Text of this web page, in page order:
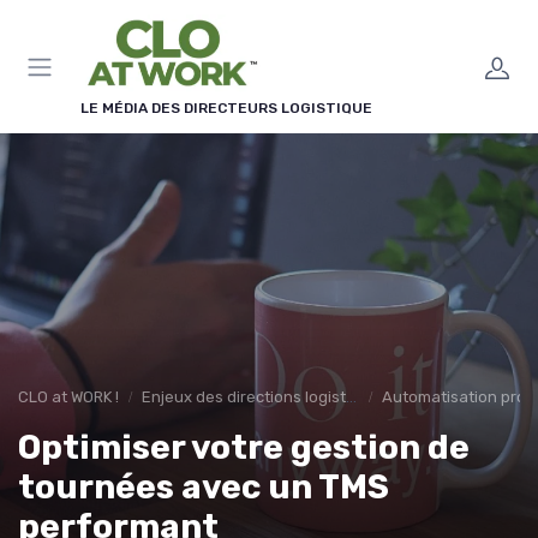
LE MÉDIA DES DIRECTEURS LOGISTIQUE
CLO at WORK ! Enjeux des directions logistiques Automatisation
Optimiser votre gestion de
tournées avec un TMS
performant
Panneau de gestion des cookies